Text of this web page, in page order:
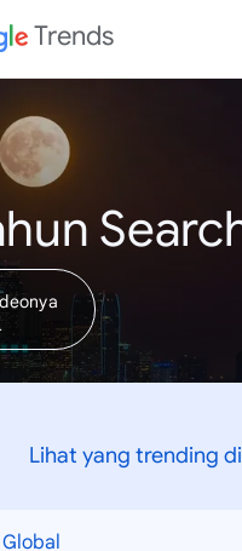
Trends
Lihat yang trending di
Global